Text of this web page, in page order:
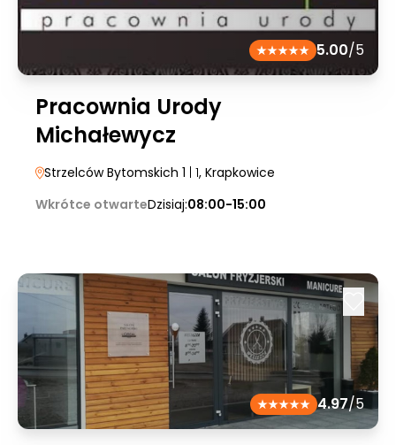
5.00/5
Pracownia Urody
Michałewycz
Strzelców Bytomskich 1 | 1, Krapkowice
Wkrótce otwarteDzisiaj:08:00-15:00
4.97/5